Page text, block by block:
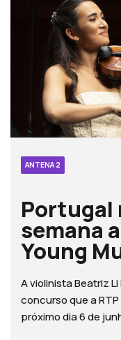
ANTENA 2
Portugal
semana
Young
A violinista Beatriz
concurso que a
próximo dia 6 de